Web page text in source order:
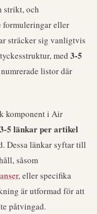
strikt, och
formuleringar eller
sträcker sig vanligtvis
med 3-5
listor där
komponent i Air
3-5 länkar per artikel
Dessa länkar syftar till
såsom
, eller specifika
är utformad för att
påtvingad.